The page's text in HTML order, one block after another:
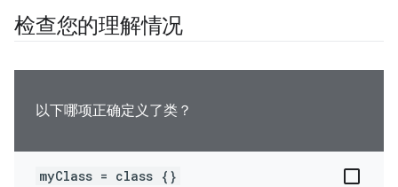
检查您的理解情况
以下哪项正确定义了类？
myClass = class {}